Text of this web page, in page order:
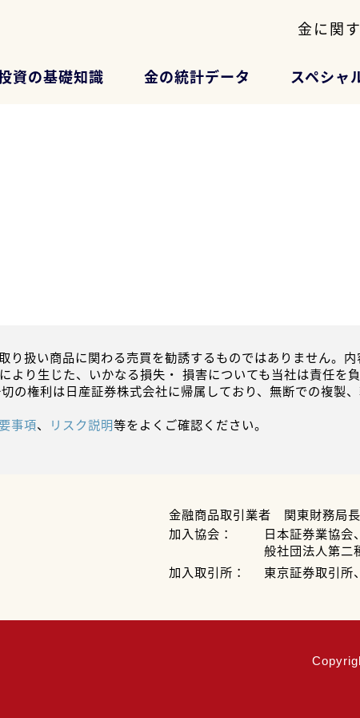
金に関
資の基礎知識 金の統計データ スペシャ
り扱い商品に関わる売買を勧誘するものではありません。
より生じた、いかなる損失・ 損害についても当社は責任を
の権利は日産証券株式会社に帰属しており、無断での複製、
事項、 リスク説明等をよくご確認ください。
金融商品取引業者 関東財務局
加入協会：
日本証券業協会
般社団法人第二
加入取引所：
東京証券取引所